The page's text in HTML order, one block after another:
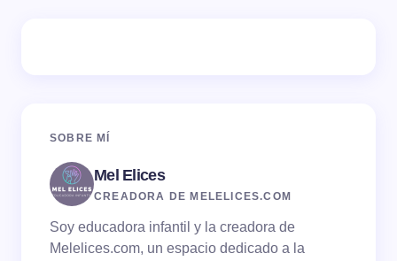
Your Comment *
Email *
SOBRE MÍ
Mel Elices
CREADORA DE MELELICES.COM
Soy educadora infantil y la creadora de
Melelices.com, un espacio dedicado a la